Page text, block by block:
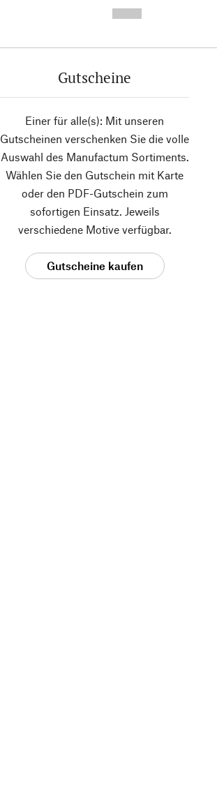
Gutscheine
Einer für alle(s): Mit unseren
Gutscheinen verschenken Sie die volle
Auswahl des Manufactum Sortiments.
Wählen Sie den Gutschein mit Karte
oder den PDF-Gutschein zum
sofortigen Einsatz. Jeweils
verschiedene Motive verfügbar.
Gutscheine kaufen